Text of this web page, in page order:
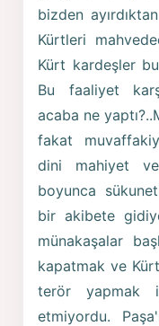
bizden
Kürtleri
Kürt kardeşler
Bu faaliyet
acaba ne
fakat
dini mahiyet
boyunca
bir akibete
münakaşalar
kapatmak ve
terör yapmak
etmiyordu.